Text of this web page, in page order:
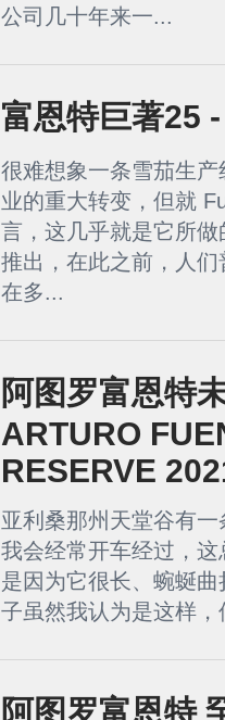
公司几十年来一...
富恩特巨著25
很难想象一条雪茄生
业的重大转变，但就
言，这几乎就是它所
推出，在此之前，人
在多...
阿图罗富恩特
ARTURO
RESERVE
亚利桑那州天堂谷有
我会经常开车经过，
是因为它很长、蜿蜒
子虽然我认为是这样
阿图罗富恩特